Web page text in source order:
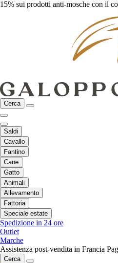
15% sui prodotti anti-mosche con il
Cerca
Saldi
Cavallo
Fantino
Cane
Gatto
Animali
Allevamento
Fattoria
Speciale estate
Spedizione in 24 ore
Outlet
Marche
Assistenza post-vendita in Francia
Cerca